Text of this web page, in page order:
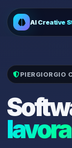
AI Creative
PIERGIORGIO